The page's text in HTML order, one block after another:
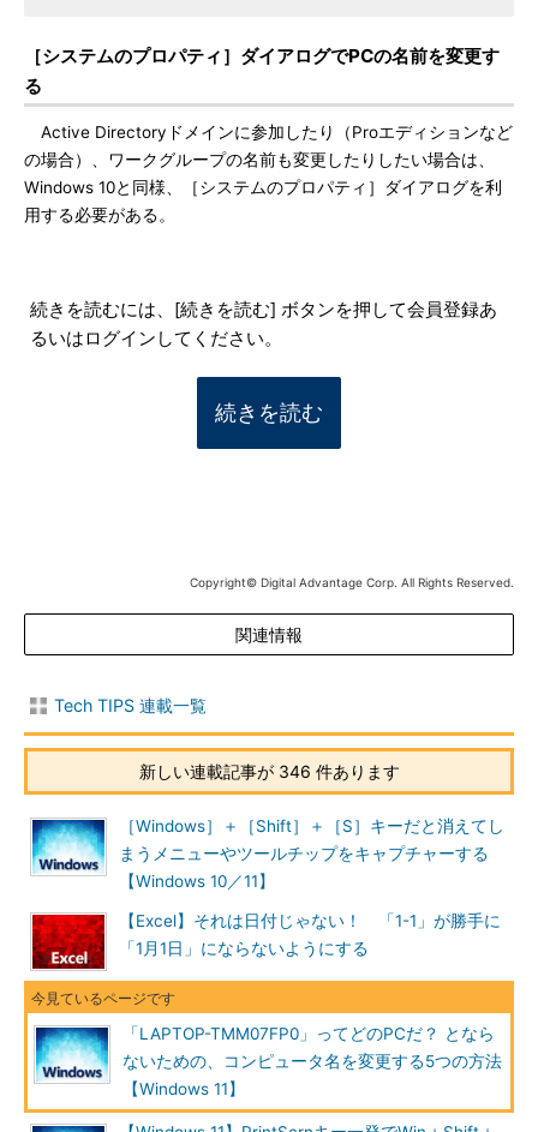
［システムのプロパティ］ダイアログでPCの名前を変更す
る
Active Directoryドメインに参加したり（Proエディションなど
の場合）、ワークグループの名前も変更したりしたい場合は、
Windows 10と同様、［システムのプロパティ］ダイアログを利
用する必要がある。
続きを読むには、[続きを読む] ボタンを押して会員登録あ
るいはログインしてください。
続きを読む
Copyright© Digital Advantage Corp. All Rights Reserved.
関連情報
Tech TIPS 連載一覧
新しい連載記事が 346 件あります
［Windows］＋［Shift］＋［S］キーだと消えてし
まうメニューやツールチップをキャプチャーする
【Windows 10／11】
【Excel】それは日付じゃない！ 「1-1」が勝手に
「1月1日」にならないようにする
「LAPTOP-TMM07FP0」ってどのPCだ？ となら
ないための、コンピュータ名を変更する5つの方法
【Windows 11】